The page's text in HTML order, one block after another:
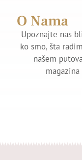
O Nama
Upoznajte nas
ko smo, šta
našem